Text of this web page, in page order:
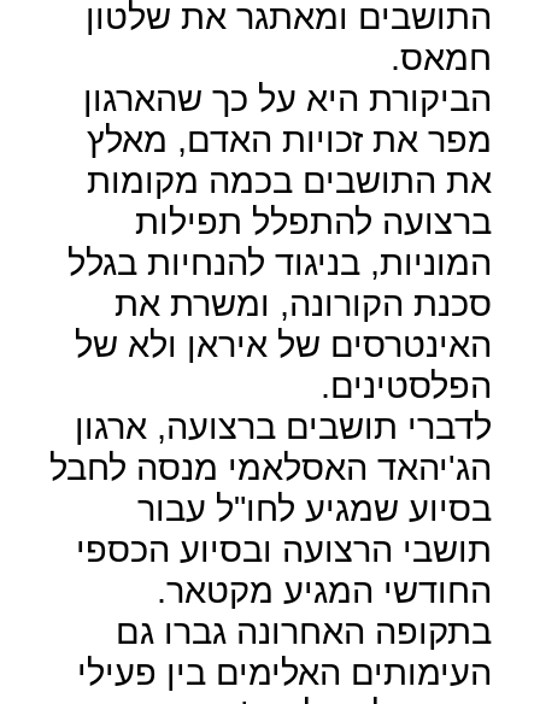
התושבים ומאתגר את שלטון
חמאס.
הביקורת היא על כך שהארגון
מפר את זכויות האדם, מאלץ
את התושבים בכמה מקומות
ברצועה להתפלל תפילות
המוניות, בניגוד להנחיות בגלל
סכנת הקורונה, ומשרת את
האינטרסים של איראן ולא של
הפלסטינים.
לדברי תושבים ברצועה, ארגון
הג'יהאד האסלאמי מנסה לחבל
בסיוע שמגיע לחו"ל עבור
תושבי הרצועה ובסיוע הכספי
החודשי המגיע מקטאר.
בתקופה האחרונה גברו גם
העימותים האלימים בין פעילי